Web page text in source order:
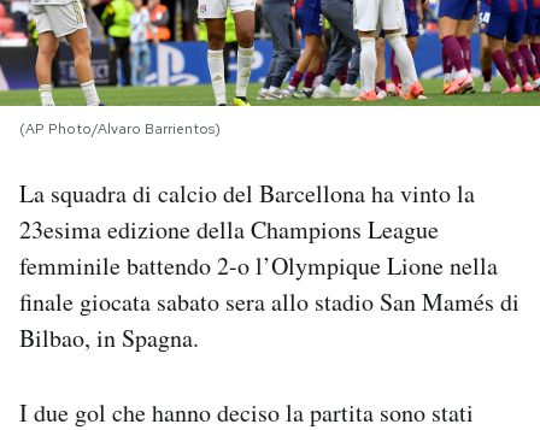
PODCAST
NEWSLETTER
I MIEI PREFERITI
(AP Photo/Alvaro Barrientos)
La squadra di calcio del Barcellona ha vinto la
23esima edizione della Champions League
femminile battendo 2-o l’Olympique Lione nella
finale giocata sabato sera allo stadio San Mamés di
Bilbao, in Spagna.
I due gol che hanno deciso la partita sono stati